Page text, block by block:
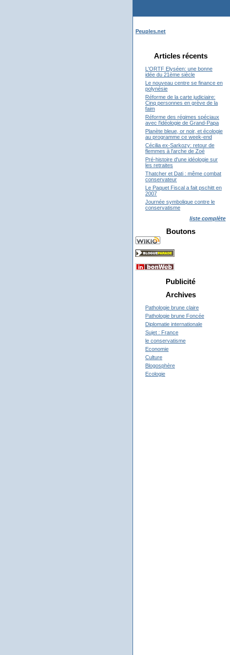
Peuples.net
Articles récents
L'ORTF Elyséen: une bonne
idée du 21ème siècle
Le nouveau centre se finance en
polynésie
Réforme de la carte judiciaire:
Cinq personnes en grève de la
faim
Réforme des régimes spéciaux
avec l'idéologie de Grand-Papa
Planète bleue, or noir, et écologie
au programme ce week-end
Cécilia ex-Sarkozy: retour de
flemmes à l'arche de Zoé
Pré-histoire d'une idéologie sur
les retraites
Thatcher et Dati : même combat
conservateur
Le Paquet Fiscal a fait pschitt en
2007
Journée symbolique contre le
conservatisme
liste complète
Boutons
Publicité
Archives
Pathologie brune claire
Pathologie brune Foncée
Diplomatie internationale
Sujet : France
le conservatisme
Economie
Culture
Blogosphère
Ecologie